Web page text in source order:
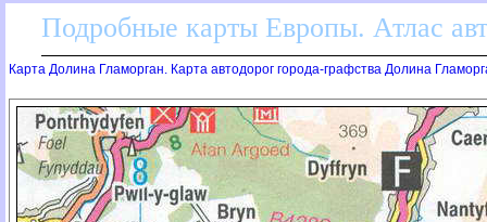
Подробные карты Европы. Атлас
Карта Долина Гламорган. Карта автодорог города-графства Долина